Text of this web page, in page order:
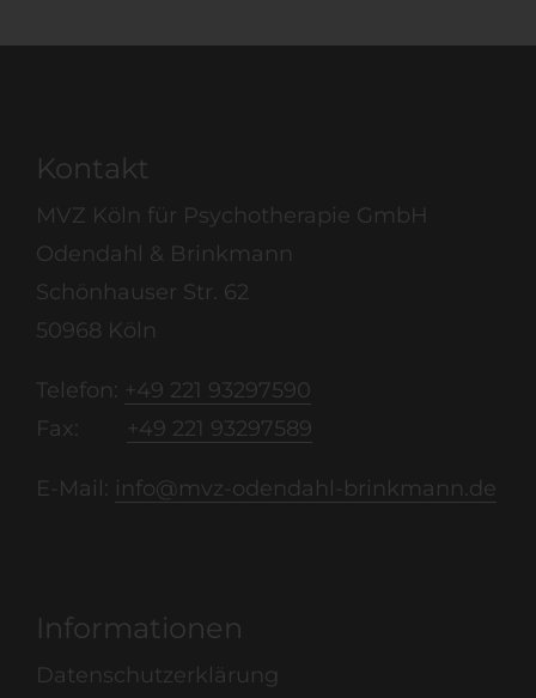
Kontakt
MVZ Köln für Psychotherapie GmbH
Odendahl & Brinkmann
Schönhauser Str. 62
50968 Köln
Telefon: +49 221 93297590
Fax:
+49 221 93297589
E-Mail: info@mvz-odendahl-brinkmann.de
Informationen
Datenschutzerklärung